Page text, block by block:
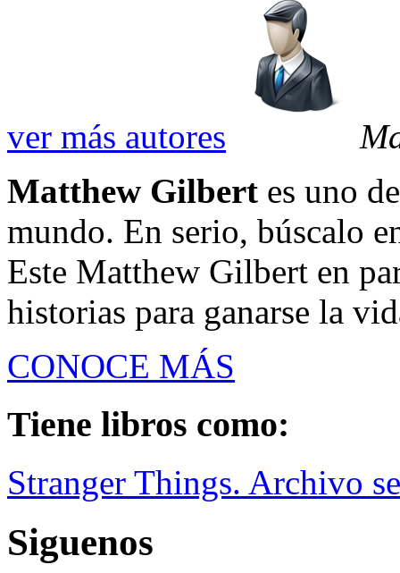
ver más autores
Matthew Gilbert es uno
mundo. En serio, búscalo
Este Matthew Gilbert en
historias para ganarse la
CONOCE MÁS
Tiene libros como:
Stranger Things. Archivo
Siguenos